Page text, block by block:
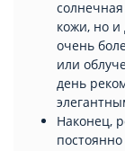
кожи, но и
очень
или
день
Наконец,